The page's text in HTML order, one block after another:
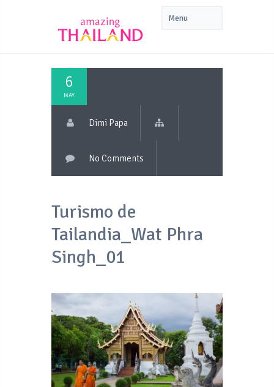
6
MAY
Dimi Papa
No Comments
Turismo de
Tailandia_Wat Phra
Singh_01